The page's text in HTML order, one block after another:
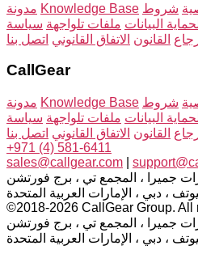
مدونة Knowledge Base شروط
البيانات ملفات تلواجهة سياسة
القانون الاتفاق القانوني اتصل بنا
CallGear
مدونة Knowledge Base شروط
البيانات ملفات تلواجهة سياسة
القانون الاتفاق القانوني اتصل بنا
+971 (4) 581-6411
sales@callgear.com
بحيرات جميرا ، المجمع تي ، برج فورتشن
، دبي ، الإمارات العربية المتحدة
©2018-2026 CallGear Group. All
بحيرات جميرا ، المجمع تي ، برج فورتشن
، دبي ، الإمارات العربية المتحدة